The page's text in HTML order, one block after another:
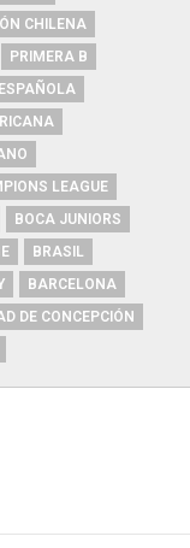
CHILENA
PRIMERA B
LEAGUE
BOCA JUNIORS
BRASIL
BARCELONA
DE CONCEPCIÓN